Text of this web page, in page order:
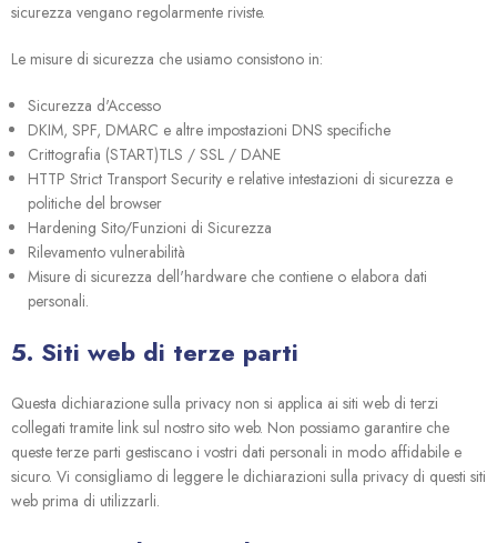
sicurezza vengano regolarmente riviste.
Le misure di sicurezza che usiamo consistono in:
Sicurezza d'Accesso
DKIM, SPF, DMARC e altre impostazioni DNS specifiche
Crittografia (START)TLS / SSL / DANE
HTTP Strict Transport Security e relative intestazioni di sicurezza e
politiche del browser
Hardening Sito/Funzioni di Sicurezza
Rilevamento vulnerabilità
Misure di sicurezza dell'hardware che contiene o elabora dati
personali.
5. Siti web di terze parti
Questa dichiarazione sulla privacy non si applica ai siti web di terzi
collegati tramite link sul nostro sito web. Non possiamo garantire che
queste terze parti gestiscano i vostri dati personali in modo affidabile e
sicuro. Vi consigliamo di leggere le dichiarazioni sulla privacy di questi siti
web prima di utilizzarli.